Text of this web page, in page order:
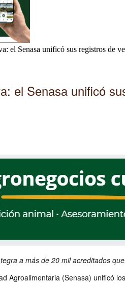
el Senasa unificó sus registros de
el Senasa unificó
a más de 20 mil acreditados
Agroalimentaria (Senasa) unificó